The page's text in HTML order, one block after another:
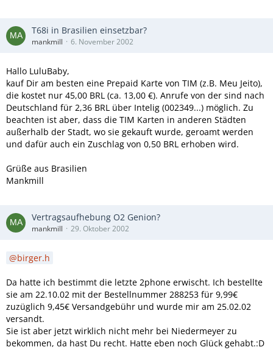
T68i in Brasilien einsetzbar?
mankmill 6. November 2002
Hallo LuluBaby,
kauf Dir am besten eine Prepaid Karte von TIM (z.B. Meu Jeito),
die kostet nur 45,00 BRL (ca. 13,00 €). Anrufe von der sind nach
Deutschland für 2,36 BRL über Intelig (002349...) möglich. Zu
beachten ist aber, dass die TIM Karten in anderen Städten
außerhalb der Stadt, wo sie gekauft wurde, geroamt werden
und dafür auch ein Zuschlag von 0,50 BRL erhoben wird.
Grüße aus Brasilien
Mankmill
Vertragsaufhebung O2 Genion?
mankmill 29. Oktober 2002
birger.h
Da hatte ich bestimmt die letzte 2phone erwischt. Ich bestellte
sie am 22.10.02 mit der Bestellnummer 288253 für 9,99€
zuzüglich 9,45€ Versandgebühr und wurde mir am 25.02.02
versandt.
Sie ist aber jetzt wirklich nicht mehr bei Niedermeyer zu
bekommen, da hast Du recht. Hatte eben noch Glück gehabt.:D